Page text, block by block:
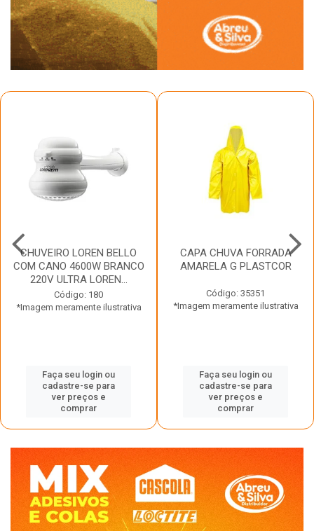
CHUVEIRO LOREN BELLO
COM CANO 4600W BRANCO
220V ULTRA LOREN...
Código: 180
*Imagem meramente ilustrativa
Faça seu login ou
cadastre-se para
ver preços e
comprar
CAPA CHUVA FORRADA
AMARELA G PLASTCOR
Código: 35351
*Imagem meramente ilustrativa
Faça seu login ou
cadastre-se para
ver preços e
comprar